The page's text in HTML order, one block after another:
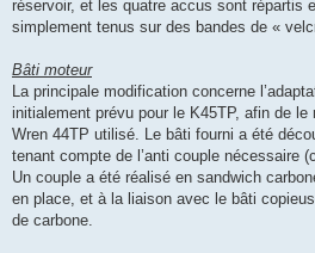
réservoir, et les quatre accus sont répartis
simplement tenus sur des bandes de «
Bâti moteur
La principale modification concerne
initialement prévu pour le K45TP, afin de
Wren 44TP utilisé. Le bâti fourni a été
tenant compte de l’anti couple nécessaire
Un couple a été réalisé en sandwich
en place, et à la liaison avec le bâti
de carbone.